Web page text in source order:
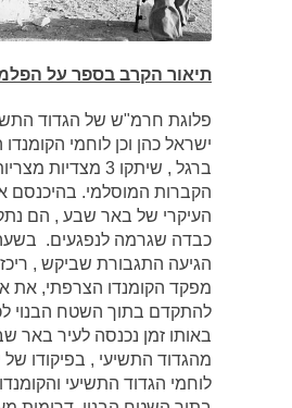
תיאור הקרב בספר על
פלוגת חרמ"ש של הגדוד
ישראל כהן וכן לוחמי
ברגל , שיתקו 3
הקברות המוסלמי. בהיכנסם
העיקרי של באר שבע , הם
הגיעה התגבורת שביקש , ריכז
מפקד הקומנדו הצרפתי, את
להתקדם בתוך השטח הבנוי
באותו זמן נכנסה לעיר באר
מהגדוד התשיעי , בפיקודו
לוחמי הגדוד התשיעי